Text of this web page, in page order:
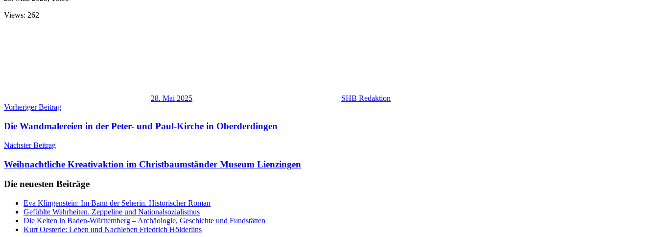
Views: 262
28. Mai 2025 SHB Redaktion
Beitragsnavigation
Vorheriger Beitrag
Die Wandmalereien in der Peter- und Paul-Kirche in Oberderdingen
Nächster Beitrag
Weihnachtliche Kreativaktion im Christbaumständer Museum Lienzingen
Die neuesten Beiträge
Eva Klingenstein: Im Bann der Seherin. Historischer Roman
Gefühlte Wahrheiten. Zeppeline und Nationalsozialismus
Die Kelten in Baden-Württemberg – Archäologie, Geschichte und Fundstätten
Kurt Oesterle: Leben und Nachleben Friedrich Hölderlins